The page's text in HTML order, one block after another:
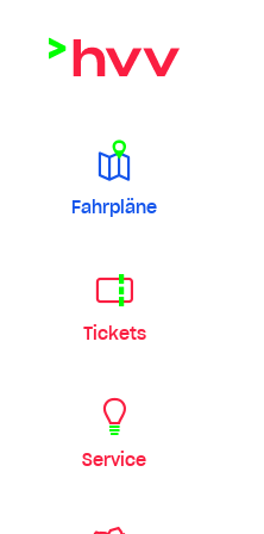
Fahrpläne
Tickets
Service